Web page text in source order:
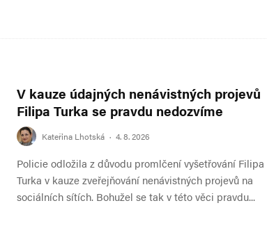
V kauze údajných nenávistných projevů
Filipa Turka se pravdu nedozvíme
Kateřina Lhotská · 4. 8. 2026
Policie odložila z důvodu promlčení vyšetřování Filipa
Turka v kauze zveřejňování nenávistných projevů na
sociálních sítích. Bohužel se tak v této věci pravdu...